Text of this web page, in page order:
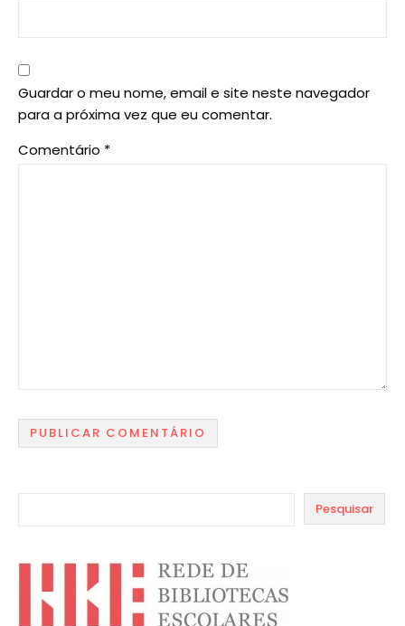
Guardar o meu nome, email e site neste navegador
para a próxima vez que eu comentar.
Comentário *
Pesquisar